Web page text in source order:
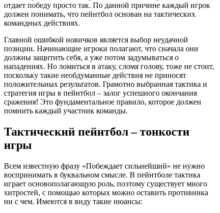
отдает победу просто так. По данной причине каждый игрок
должен понимать, что пейнтбол основан на тактических
командных действиях.
Главной ошибкой новичков является выбор неудачной
позиции. Начинающие игроки полагают, что сначала они
должны защитить себя, а уже потом задумываться о
нападениях. Но ломиться в атаку, сломя голову, тоже не стоит,
поскольку такие необдуманные действия не приносят
положительных результатов. Грамотно выбранная тактика и
стратегия игры в пейнтбол – залог успешного окончания
сражения! Это фундаментальное правило, которое должен
помнить каждый участник команды.
Тактический пейнтбол – тонкости
игры
Всем известную фразу «Побеждает сильнейший» не нужно
воспринимать в буквальном смысле. В пейнтболе тактика
играет основополагающую роль, поэтому существует много
хитростей, с помощью которых можно оставить противника
ни с чем. Имеются в виду такие нюансы: